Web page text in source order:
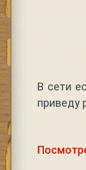
В сети
приведу